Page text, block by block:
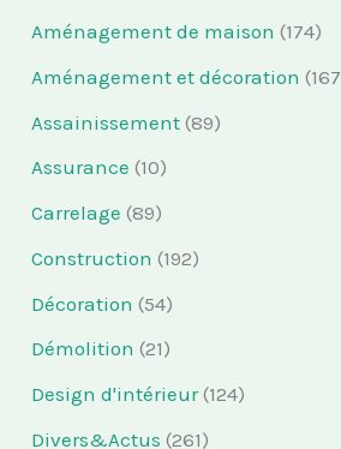
Aménagement de maison (174)
Aménagement et décoration
Assainissement (89)
Assurance (10)
Carrelage (89)
Construction (192)
Décoration (54)
Démolition (21)
Design d'intérieur(124)
Divers&Actus (261)